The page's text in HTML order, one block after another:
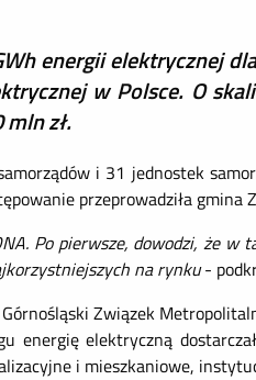
energii elektrycznej
w Polsce. O
zł.
i 31 jednostek
przeprowadziła gmina
Po pierwsze, dowodzi, że w
na rynku-
Związek
elektryczną
i mieszkaniowe,